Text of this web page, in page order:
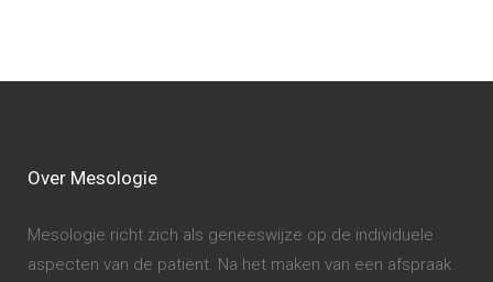
Over Mesologie
Mesologie richt zich als geneeswijze op de individuele
aspecten van de patiënt. Na het maken van een afspraak